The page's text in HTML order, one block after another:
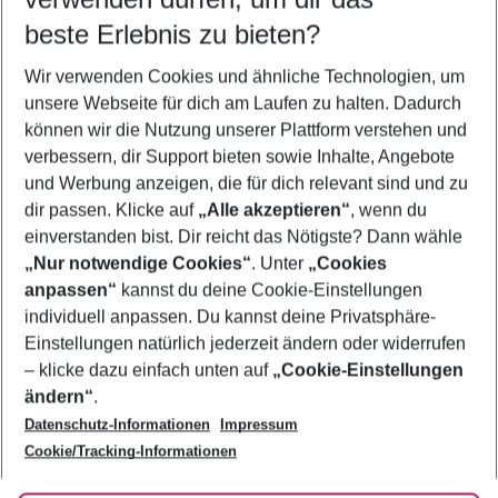
5-8 Nächte
2 Erwachsene Keine Kinder
Mehr Filter anzeigen
Footer
Footer navigation
Über uns
AGB
Bestpreisgarantie
Cookie-Einstellungen ändern
Cookie-Richtlinie
Agenturbetreuung
Barrierefreies Reisen
Folge uns
beste Erlebnis zu bieten?
Wir verwenden Cookies und ähnliche Technologien, um
unsere Webseite für dich am Laufen zu halten. Dadurch
können wir die Nutzung unserer Plattform verstehen und
verbessern, dir Support bieten sowie Inhalte, Angebote
und Werbung anzeigen, die für dich relevant sind und zu
dir passen. Klicke auf „Alle akzeptieren“, wenn du
einverstanden bist. Dir reicht das Nötigste? Dann wähle
„Nur notwendige Cookies“. Unter „Cookies
anpassen“ kannst du deine Cookie-Einstellungen
individuell anpassen. Du kannst deine Privatsphäre-
Einstellungen natürlich jederzeit ändern oder widerrufen
– klicke dazu einfach unten auf „Cookie-Einstellungen
ändern“.
Datenschutz-Informationen
Impressum
Cookie/Tracking-Informationen